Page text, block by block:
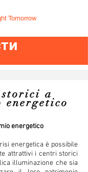
Tomorrow
a
energetico
energetica è possibile
attrattivi i centri storici
illuminazione che sia